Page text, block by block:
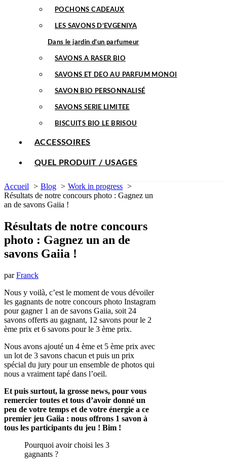
POCHONS CADEAUX
LES SAVONS D’EVGENIYA
Dans le jardin d’un parfumeur
SAVONS A RASER BIO
SAVONS ET DEO AU PARFUM MONOI
SAVON BIO PERSONNALISÉ
SAVONS SERIE LIMITEE
BISCUITS BIO LE BRISOU
ACCESSOIRES
QUEL PRODUIT / USAGES
Accueil Blog
Work in progress
Résultats de notre concours photo : Gagnez un
an de savons Gaiia !
Résultats de notre concours
photo : Gagnez un an de
savons Gaiia !
parFranck
Nous y voilà, c’est le moment de vous dévoiler
les gagnants de notre concours photo Instagram
pour gagner 1 an de savons Gaiia, soit 24
savons offerts au gagnant, 12 savons pour le 2
ème prix et 6 savons pour le 3 ème prix.
Nous avons ajouté un 4 ème et 5 ème prix avec
un lot de 3 savons chacun et puis un prix
spécial du jury pour un ensemble de photos qui
nous a vraiment tapé dans l’oeil.
Et puis surtout, la grosse news, pour vous
remercier toutes et tous d’avoir donné un
peu de votre temps et de votre énergie a ce
premier jeu Gaiia : nous offrons 1 savon à
tous les participants du jeu ! Bim !
Pourquoi avoir choisi les 3
gagnants ?